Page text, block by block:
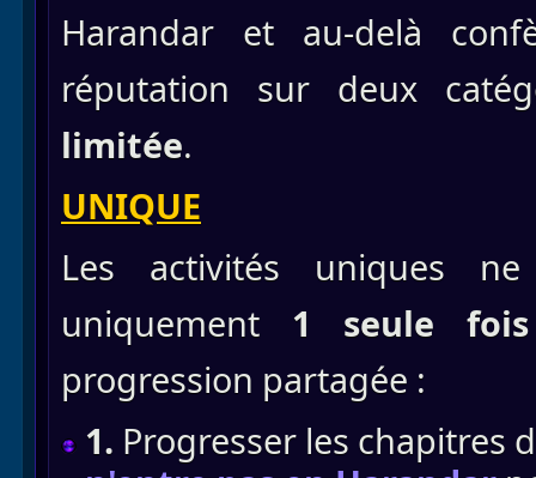
Harandar et au-delà
réputation sur deux
limitée.
UNIQUE
Les activités uniques
uniquement 1 seule
progression partagée :
1. Progresser les chapitres